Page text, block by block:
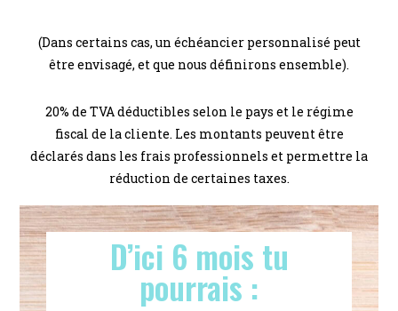
(Dans certains cas, un échéancier personnalisé peut
être envisagé, et que nous définirons ensemble).
20% de TVA déductibles selon le pays et le régime
fiscal de la cliente. Les montants peuvent être
déclarés dans les frais professionnels et permettre la
réduction de certaines taxes.
D’ici 6 mois tu
pourrais :